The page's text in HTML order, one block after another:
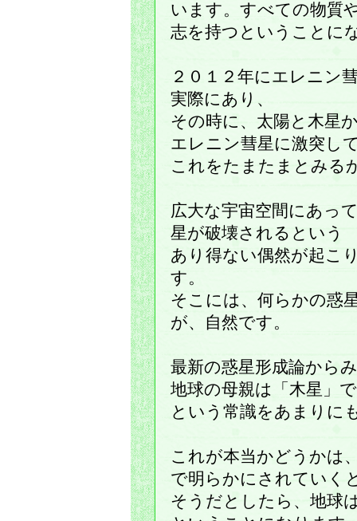
います。すべての物質
志を持つということに
２０１２年にエレニン
実際にあり、
その時に、太陽と木星
エレニン彗星に激突し
これをたまたまとみる
広大な宇宙空間にあっ
星が破壊されるという
あり得ない偶然が起
す。
そこには、何らかの惑
が、自然です。
最新の惑星形成論から
地球の母親は「木星」
という常識をあまりに
これが本当かどうかは
で明らかにされていく
そうだとしたら、地球